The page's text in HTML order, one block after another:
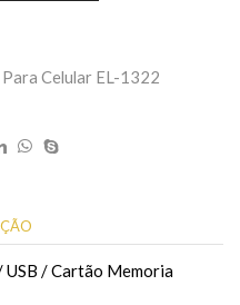
Celular EL-1322
/ Cartão Memoria